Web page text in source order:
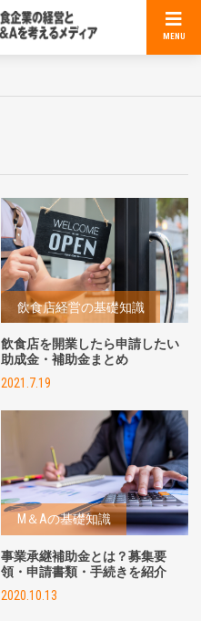
MENU
飲食店経営の基礎知識
飲食店を開業したら申請したい
助成金・補助金まとめ
2021.7.19
M＆Aの基礎知識
事業承継補助金とは？募集要
領・申請書類・手続きを紹介
2020.10.13